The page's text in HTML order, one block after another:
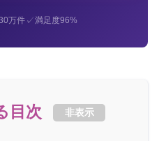
万件✓満足度96%
目次 非表示